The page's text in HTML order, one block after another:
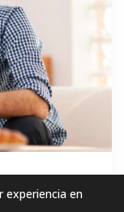
experiencia en